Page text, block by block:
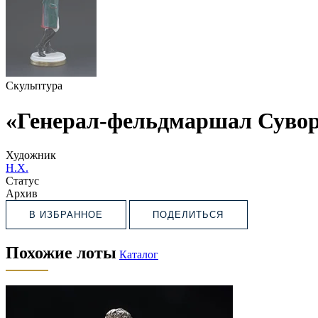
Скульптура
«Генерал-фельдмаршал
Художник
Н.Х.
Статус
Архив
В ИЗБРАННОЕ ПОДЕЛИТЬСЯ
Похожие лоты Каталог